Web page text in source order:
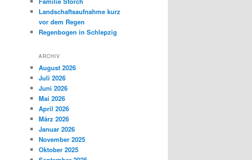
Landschaftsaufnahme kurz
vor dem Regen
Regenbogen in Schlepzig
ARCHIV
August 2026
Juli 2026
Juni 2026
Mai 2026
April 2026
März 2026
Januar 2026
November 2025
Oktober 2025